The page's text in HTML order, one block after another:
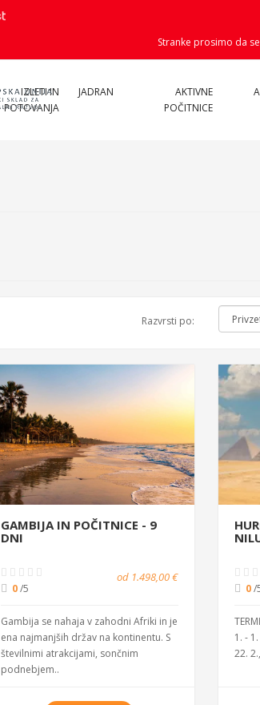
Stranke prosimo da
AKTIVNE
POČITNICE
JADRAN
IZLETI IN
POTOVANJA
Razvrsti po:
GAMBIJA IN POČITNICE - 9
DNI
0 /5
od 1.498,00 €
Gambija se nahaja v zahodni Afriki in je
ena najmanjših držav na kontinentu. S
številnimi atrakcijami, sončnim
podnebjem..
0/
1. -
22.